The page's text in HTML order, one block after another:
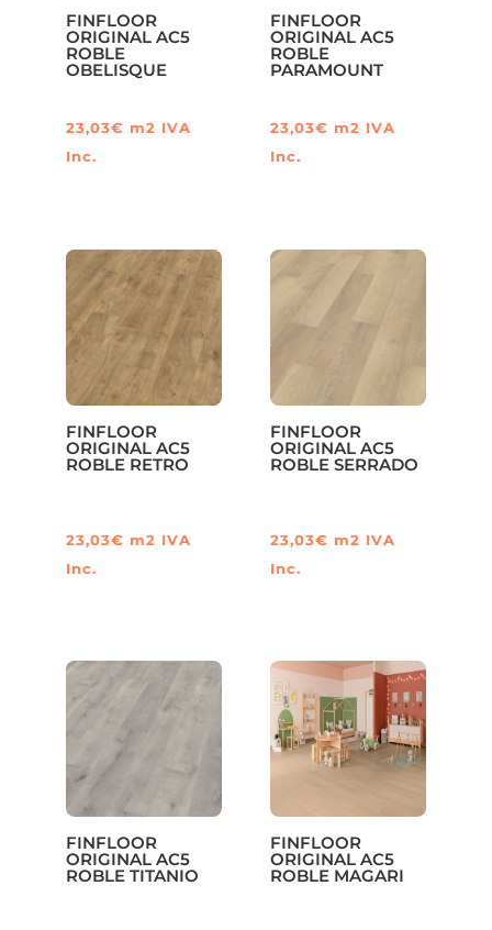
FINFLOOR
ORIGINAL AC5
ROBLE
OBELISQUE
23,03€ m2 IVA
Inc.
FINFLOOR
ORIGINAL AC5
ROBLE
PARAMOUNT
23,03€ m2 IVA
Inc.
FINFLOOR
ORIGINAL AC5
ROBLE RETRO
23,03€ m2 IVA
Inc.
FINFLOOR
ORIGINAL AC5
ROBLE SERRADO
23,03€ m2 IVA
Inc.
FINFLOOR
ORIGINAL AC5
ROBLE TITANIO
FINFLOOR
ORIGINAL AC5
ROBLE MAGARI